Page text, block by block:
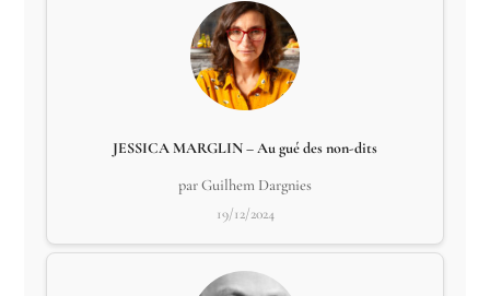
JESSICA MARGLIN – Au gué des non-dits
par Guilhem Dargnies
19/12/2024